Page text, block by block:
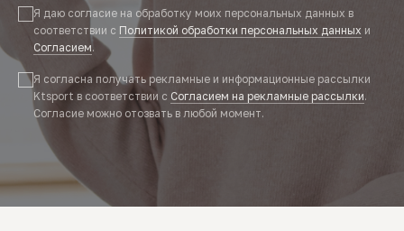
Я даю согласие на обработку моих персональных данных в
соответствии с Политикой обработки персональных данных и
Согласием.
Я согласна получать рекламные и информационные рассылки
Ktsport в соответствии с Согласием на рекламные рассылки.
Согласие можно отозвать в любой момент.